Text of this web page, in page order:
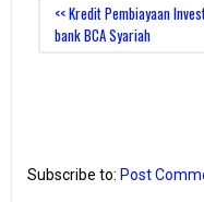
<< Kredit Pembiayaan
bank BCA Syariah
Subscribe to: Post